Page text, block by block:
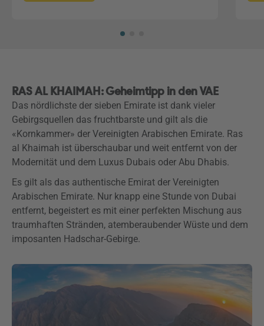
RAS AL KHAIMAH: Geheimtipp in den VAE
Das nördlichste der sieben Emirate ist dank vieler
Gebirgsquellen das fruchtbarste und gilt als die
«Kornkammer» der Vereinigten Arabischen Emirate. Ras
al Khaimah ist überschaubar und weit entfernt von der
Modernität und dem Luxus Dubais oder Abu Dhabis.
Es gilt als das authentische Emirat der Vereinigten
Arabischen Emirate. Nur knapp eine Stunde von Dubai
entfernt, begeistert es mit einer perfekten Mischung aus
traumhaften Stränden, atemberaubender Wüste und dem
imposanten Hadschar-Gebirge.